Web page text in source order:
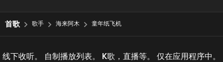
首歌 歌手 海来阿木 童年纸飞机
线下收听。 自制播放列表。 K歌，直播等。 仅在应用程序中。